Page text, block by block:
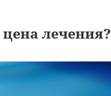
лечения?